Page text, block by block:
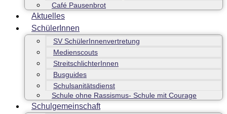
Café Pausenbrot
Aktuelles
SchülerInnen
SV SchülerInnenvertretung
Medienscouts
StreitschlichterInnen
Busguides
Schulsanitätsdienst
Schule ohne Rassismus- Schule mit Courage
Schulgemeinschaft